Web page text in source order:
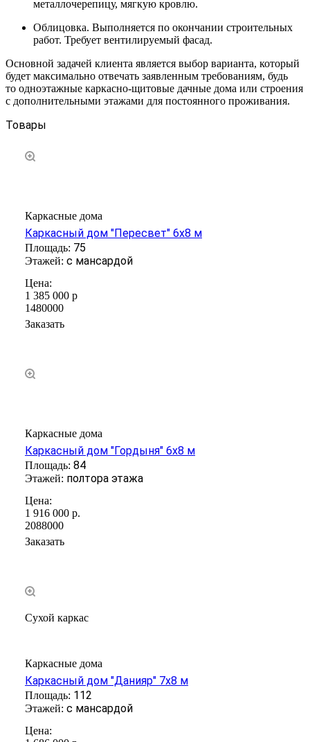
металлочерепицу, мягкую кровлю.
Облицовка. Выполняется по окончании строительных
работ. Требует вентилируемый фасад.
Основной задачей клиента является выбор варианта, который
будет максимально отвечать заявленным требованиям, будь
то одноэтажные каркасно-щитовые дачные дома или строения
с дополнительными этажами для постоянного проживания.
Товары
Каркасные дома
Каркасный дом "Пересвет" 6х8 м
75
с мансардой
1 385 000 р
1480000
Заказать
Каркасные дома
Каркасный дом "Гордыня" 6х8 м
84
полтора этажа
1 916 000 р.
2088000
Заказать
Сухой каркас
Каркасные дома
Каркасный дом "Данияр" 7х8 м
112
с мансардой